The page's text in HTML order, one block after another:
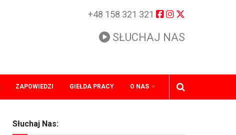
+48 158 321 321
SŁUCHAJ NAS
ZAPOWIEDZI GIEŁDA PRACY O NAS
Słuchaj Nas: